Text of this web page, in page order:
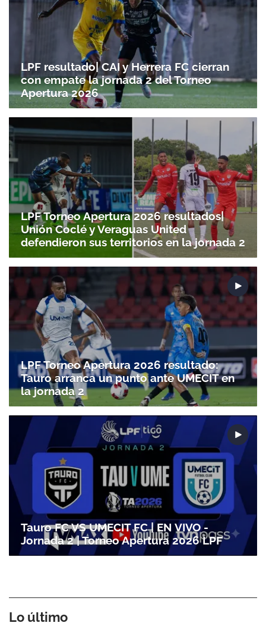
Gracias por suscribirte a nuestro boletín.
ACEPTAR
LPF resultado| CAI y Herrera FC cierran
con empate la jornada 2 del Torneo
Apertura 2026
LPF Torneo Apertura 2026 resultados|
Unión Coclé y Veraguas United
defendieron sus territorios en la jornada 2
LPF Torneo Apertura 2026 resultado:
Tauro arranca un punto ante UMECIT en
la jornada 2
Tauro FC VS UMECIT FC | EN VIVO -
Jornada 2 | Torneo Apertura 2026 LPF
Lo último